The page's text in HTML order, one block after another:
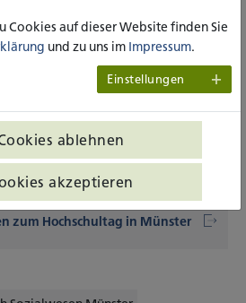
sich für ein Studium an der katho
und Eltern.
und
zum Hochschultag in Münster
Cookies auf dieser Website finden Sie
und zu uns im Impressum.
Einstellungen
ablehnen
akzeptieren